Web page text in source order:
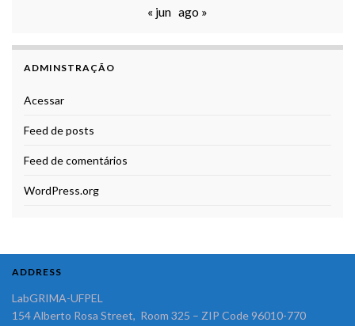
« jun ago »
ADMINSTRAÇÃO
Acessar
Feed de posts
Feed de comentários
WordPress.org
ADDRESS
LabGRIMA-UFPEL
154 Alberto Rosa Street, Room 325 – ZIP Code 96010-770